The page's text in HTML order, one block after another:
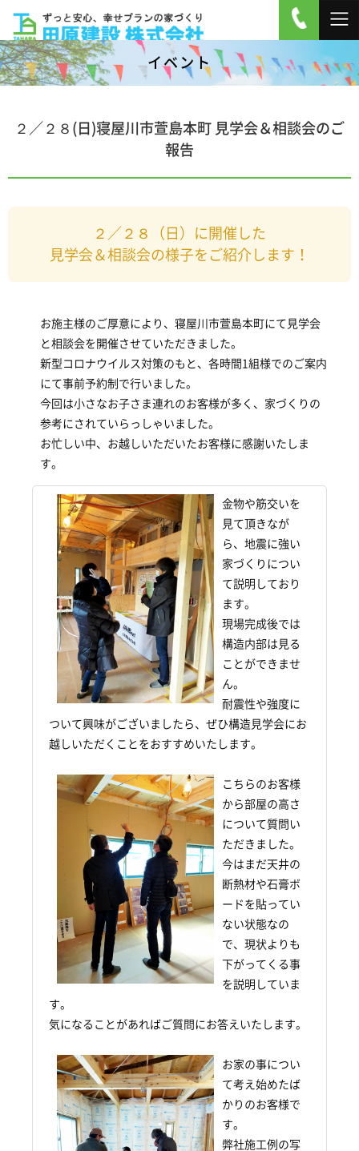
イベント
２／２８(日)寝屋川市萱島本町 見学会＆相談会のご
報告
２／２８（日）に開催した
見学会＆相談会の様子をご紹介します！
お施主様のご厚意により、寝屋川市萱島本町にて見学会
と相談会を開催させていただきました。
新型コロナウイルス対策のもと、各時間1組様でのご案内
にて事前予約制で行いました。
今回は小さなお子さま連れのお客様が多く、家づくりの
参考にされていらっしゃいました。
お忙しい中、お越しいただいたお客様に感謝いたしま
す。
金物や筋交いを
見て頂きなが
ら、地震に強い
家づくりについ
て説明しており
ます。
現場完成後では
構造内部は見る
ことができませ
ん。
耐震性や強度に
ついて興味がございましたら、ぜひ構造見学会にお
越しいただくことをおすすめいたします。
こちらのお客様
から部屋の高さ
について質問い
ただきました。
今はまだ天井の
断熱材や石膏ボ
ードを貼ってい
ない状態なの
で、現状よりも
下がってくる事
を説明していま
す。
気になることがあればご質問にお答えいたします。
お家の事につい
て考え始めたば
かりのお客様で
す。
弊社施工例の写